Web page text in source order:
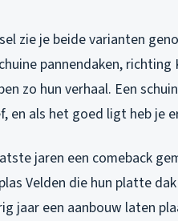
zie je beide varianten
pannendaken,
zo hun verhaal. Een
en als het goed ligt heb je
jaren een comeback
Velden die hun platte
jaar een aanbouw laten